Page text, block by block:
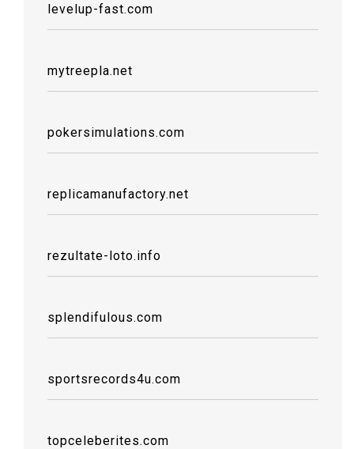
levelup-fast.com
mytreepla.net
pokersimulations.com
replicamanufactory.net
rezultate-loto.info
splendifulous.com
sportsrecords4u.com
topceleberites.com